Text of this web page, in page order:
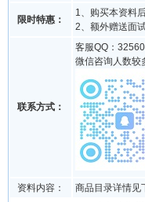
限时特惠：
1、购买本资料
2、额外赠送面
联系方式：
客服QQ：
微信咨询人数较
资料内容：
商品目录详情见